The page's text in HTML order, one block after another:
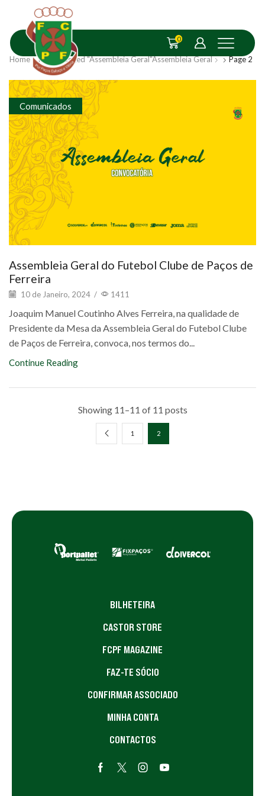
0
Home Posts Tagged "Assembleia Geral"Assembleia Geral Page 2
Comunicados
Assembleia Geral do Futebol Clube de Paços de
Ferreira
10 de Janeiro, 2024 / 1411
Joaquim Manuel Coutinho Alves Ferreira, na qualidade de
Presidente da Mesa da Assembleia Geral do Futebol Clube
de Paços de Ferreira, convoca, nos termos do...
Continue Reading
Showing 11–11 of 11 posts
1 2
BILHETEIRA
CASTOR STORE
FCPF MAGAZINE
FAZ-TE SÓCIO
CONFIRMAR ASSOCIADO
MINHA CONTA
CONTACTOS